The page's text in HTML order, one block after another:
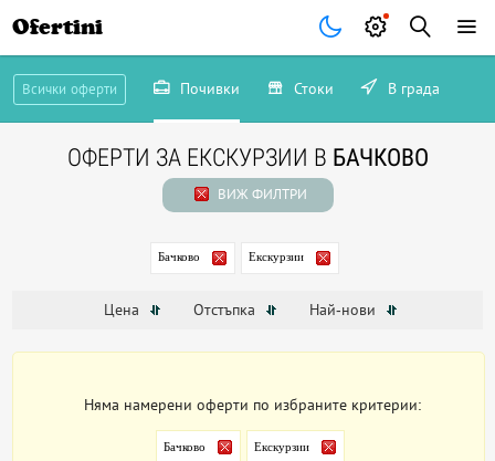
Ofertini
Всички оферти Почивки Стоки В града
ОФЕРТИ ЗА ЕКСКУРЗИИ В БАЧКОВО
ВИЖ ФИЛТРИ
Бачково Екскурзии
Цена Отстъпка Най-нови
Няма намерени оферти по избраните критерии:
Бачково Екскурзии